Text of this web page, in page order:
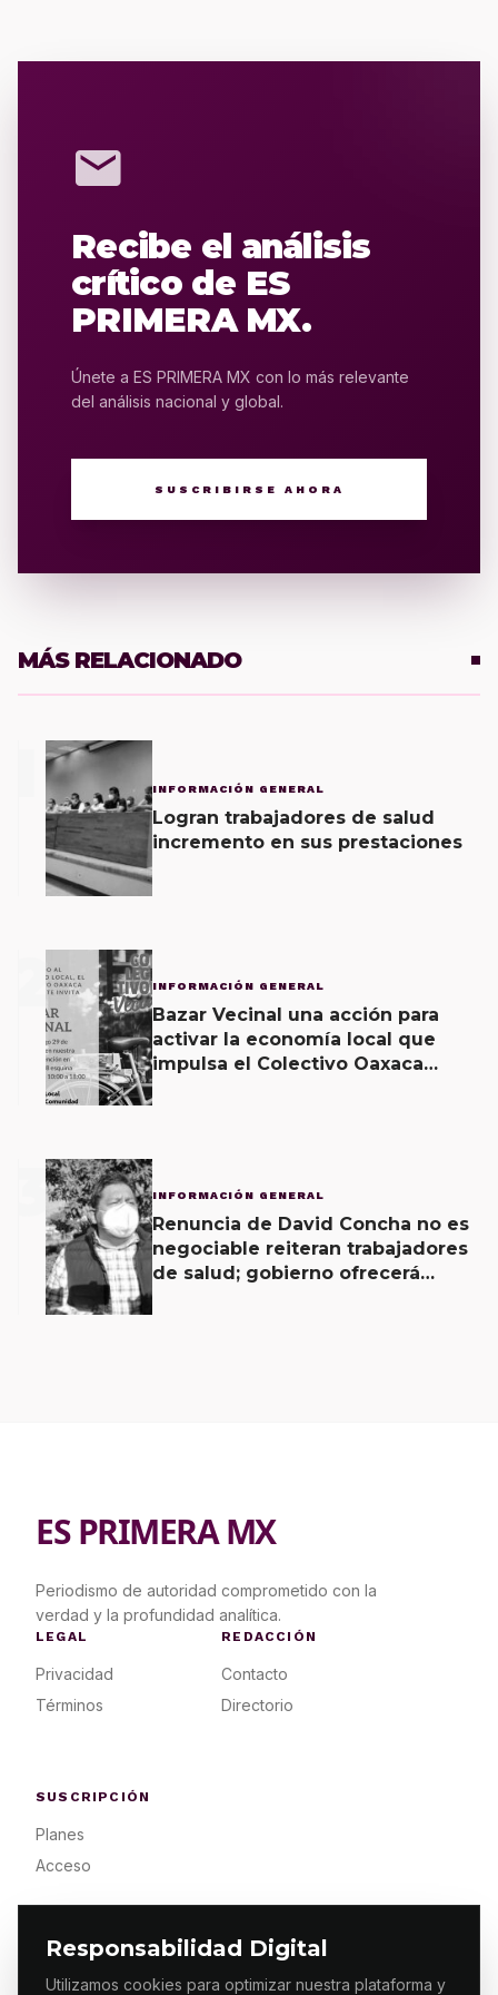
Responsabilidad Digital
Utilizamos cookies para optimizar nuestra plataforma y
mail
Recibe el análisis
crítico de ES
PRIMERA MX.
Únete a ES PRIMERA MX con lo más relevante
del análisis nacional y global.
SUSCRIBIRSE AHORA
MÁS RELACIONADO
INFORMACIÓN GENERAL
Logran trabajadores de salud
incremento en sus prestaciones
2 INFORMACIÓN GENERAL
Bazar Vecinal una acción para
activar la economía local que
impulsa el Colectivo Oaxaca
3 INFORMACIÓN GENERAL
Renuncia de David Concha no es
negociable reiteran trabajadores
de salud; gobierno ofrecerá
ES PRIMERA MX
Periodismo de autoridad comprometido con la
verdad y la profundidad analítica.
LEGAL
Privacidad
Términos
REDACCIÓN
Contacto
Directorio
SUSCRIPCIÓN
Planes
Acceso